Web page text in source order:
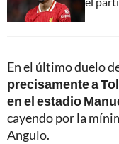
En el último duelo
precisamente a
en el estadio
cayendo por la
Angulo.